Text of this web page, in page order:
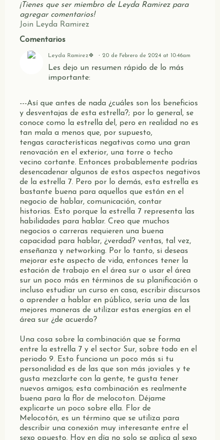
¡Tienes que ser miembro de Leyda Ramirez para
agregar comentarios!
Join Leyda Ramirez
Comentarios
Leyda Ramirez🍀 20 de Febrero de 2024 at 10:46am
Les dejo un resumen rápido de lo más
importante:
---Así que antes de nada ¿cuáles son los beneficios
y desventajas de esta estrella?; por lo general , se
conoce como la estrella del , pero en realidad no es
tan mala a menos que, por supuesto,
tengas características negativas como una gran
renovación en el exterior, una torre o techo
vecino cortante. Entonces probablemente podrías
desencadenar algunos de estos aspectos negativos
de la estrella 7. Pero por lo demás, esta estrella es
bastante buena para aquellos que están en el
negocio de hablar, comunicación, contar
historias. Esto porque la estrella 7 representa las
habilidades para hablar. Creo que muchos
negocios o carreras requieren una buena
capacidad para hablar, ¿verdad? ventas, tal vez,
enseñanza y networking. Por lo tanto, si deseas
mejorar este aspecto de vida, entonces tener la
estación de trabajo en el área sur o usar el área
sur un poco más en términos de su planificación o
incluso estudiar un curso en casa, escribir discursos
o aprender a hablar en público, sería una de las
mejores maneras de utilizar estas energías en el
área sur ¿de acuerdo?
Una cosa sobre la combinación que se forma
entre la estrella 7 y el sector Sur, sobre todo en el
periodo 9. Esto funciona un poco más si tu
personalidad es de las que son más joviales y te
gusta mezclarte con la gente, te gusta tener
nuevos amigos; esta combinación es realmente
buena para la flor de melocoton. Déjame
explicarte un poco sobre ella. Flor de
Melocotón, es un término que se utiliza para
describir una conexión muy interesante entre el
sexo opuesto. Hoy en día no solo se aplica al sexo